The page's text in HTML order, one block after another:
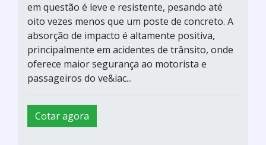
em questão é leve e resistente, pesando até
oito vezes menos que um poste de concreto. A
absorção de impacto é altamente positiva,
principalmente em acidentes de trânsito, onde
oferece maior segurança ao motorista e
passageiros do ve&iac...
Cotar agora